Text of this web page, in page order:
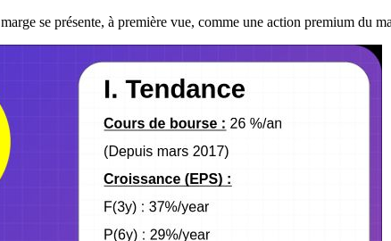
se présente, à première vue, comme une action premium du